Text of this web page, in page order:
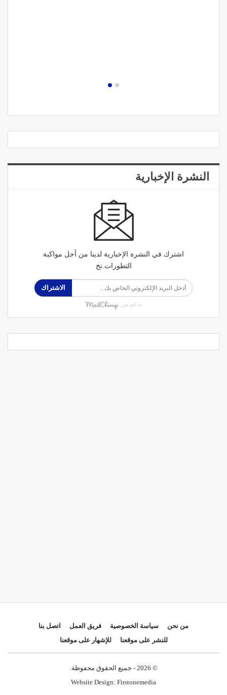
النشرة الإخبارية
اشترك في النشرة الإخبارية لدينا من أجل مواكبة
التطورات.نخ
الاشتراك
بدعم من
من نحن سياسة الخصوصية فريق العمل
اتصل بنا
للنشر على موقعنا
للإشهار على موقعنا
© 2026 - جميع الحقوق محفوظة.
Website Design: Firstonemedia